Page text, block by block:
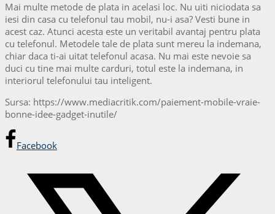
Mai multe metode de plata in acelasi loc. Nu uiti niciodata sa
iesi din casa cu telefonul tau mobil, nu-i asa? Vesti bune in
acest caz. Atunci acesta este un veritabil avantaj pentru plata
cu telefonul. Metodele tale de plata sunt mereu la indemana,
chiar daca ti-ai uitat telefonul acasa. Nu mai este nevoie sa
duci cu tine mai multe carduri, totul este la indemana, in
interiorul telefonului tau inteligent.
Sursa: https://www.mediacritik.com/paiement-mobile-vraie-
bonne-idee-gadget-inutile/
Facebook